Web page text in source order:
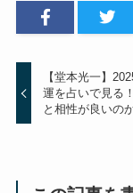
【堂本光一】
運を占いで見る
と相性が良いの